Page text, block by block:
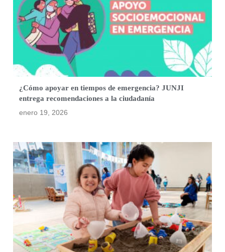
¿Cómo apoyar en tiempos de emergencia? JUNJI
entrega recomendaciones a la ciudadanía
enero 19, 2026